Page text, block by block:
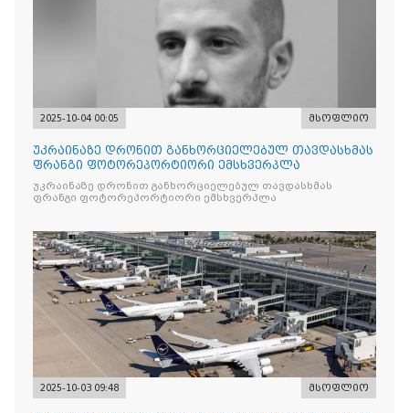
2025-10-04 00:05 მსოფლიო
უკრაინაზე დრონით განხორციელებულ თავდასხმას
ფრანგი ფოტორეპორტიორი ემსხვერპლა
უკრაინაზე დრონით განხორციელებულ თავდასხმას
ფრანგი ფოტორეპორტიორი ემსხვერპლა
2025-10-03 09:48 მსოფლიო